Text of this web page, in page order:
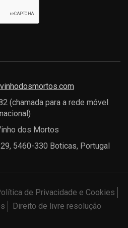
(chamada para a rede móvel
nacional)
dos Mortos
5460-330 Boticas, Portugal
de Privacidade e Cookies
Direito de livre resolução